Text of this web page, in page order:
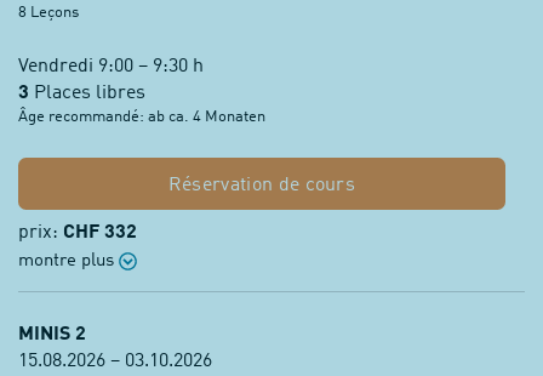
8 Leçons
Vendredi 9:00 – 9:30 h
3 Places libres
Âge recommandé: ab ca. 4 Monaten
Réservation de cours
prix: CHF 332
montre plus
MINIS 2
15.08.2026 – 03.10.2026